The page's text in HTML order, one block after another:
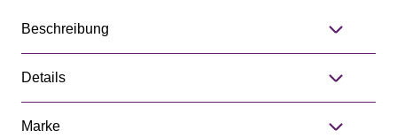
Beschreibung
Details
Marke